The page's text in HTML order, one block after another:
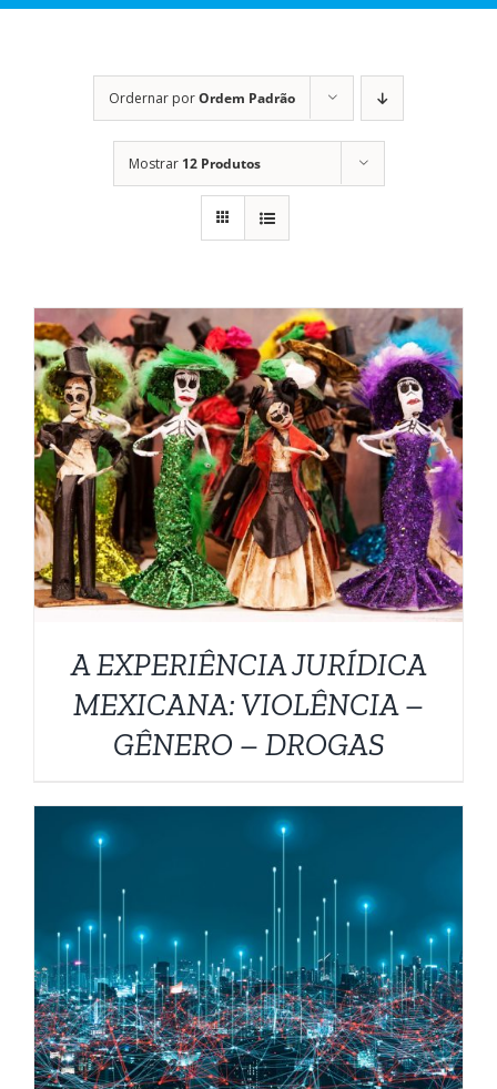
Ordernar porOrdem Padrão
Mostrar 12 Produtos
DETALHES
A EXPERIÊNCIA JURÍDICA
MEXICANA: VIOLÊNCIA –
GÊNERO – DROGAS
ADICIONAR AO CARRINHO / DETALHES